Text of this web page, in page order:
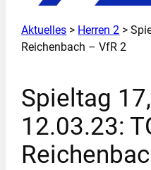
Aktuelles > Herren 2 >
Reichenbach – VfR 2
Spieltag
12.03.23: